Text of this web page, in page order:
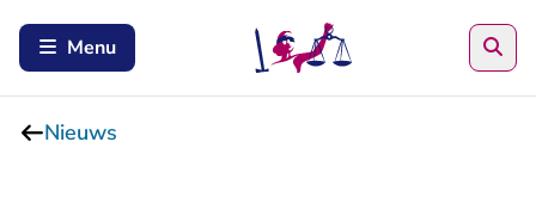
Menu
Nieuws